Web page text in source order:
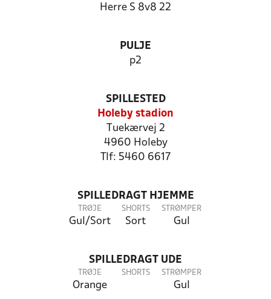
Herre S 8v8 22
PULJE
p2
SPILLESTED
Holeby stadion
Tuekærvej 2
4960 Holeby
Tlf: 5460 6617
SPILLEDRAGT HJEMME
TRØJE
Gul/Sort
SHORTS
Sort
STRØMPER
Gul
SPILLEDRAGT UDE
TRØJE
Orange
SHORTS STRØMPER
Gul